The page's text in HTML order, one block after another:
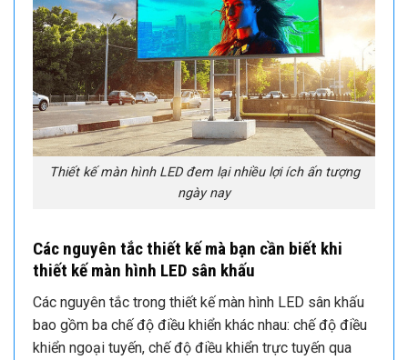
Thiết kế màn hình LED đem lại nhiều lợi ích ấn tượng
ngày nay
Các nguyên tắc thiết kế mà bạn cần biết khi
thiết kế màn hình LED sân khấu
Các nguyên tắc trong thiết kế màn hình LED sân khấu
bao gồm ba chế độ điều khiển khác nhau: chế độ điều
khiển ngoại tuyến, chế độ điều khiển trực tuyến qua